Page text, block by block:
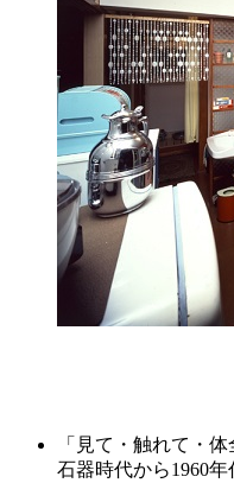
「見て・触れて・
石器時代から1960